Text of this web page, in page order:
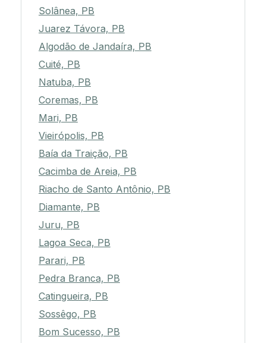
Solânea, PB
Juarez Távora, PB
Algodão de Jandaíra, PB
Cuité, PB
Natuba, PB
Coremas, PB
Mari, PB
Vieirópolis, PB
Baía da Traição, PB
Cacimba de Areia, PB
Riacho de Santo Antônio, PB
Diamante, PB
Juru, PB
Lagoa Seca, PB
Parari, PB
Pedra Branca, PB
Catingueira, PB
Sossêgo, PB
Bom Sucesso, PB